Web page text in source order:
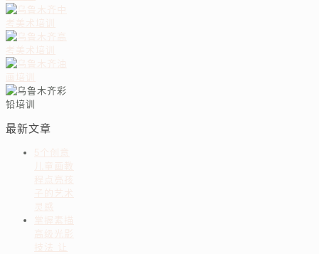
最新文章
5个创意
儿童画教
程点亮孩
子的艺术
掌握素描
高级光影
技法 让